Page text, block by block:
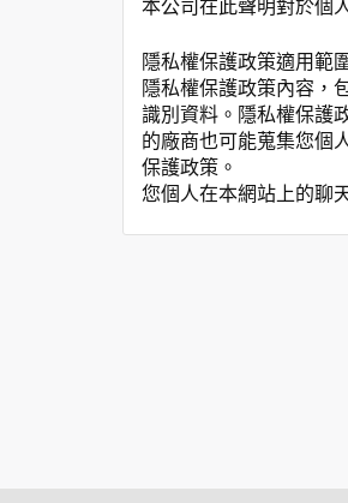
本公司在此聲明對於個
隱私權保護政策適用範
隱私權保護政策內容，
識別資料。隱私權保護
的廠商也可能蒐集您個
保護政策。
您個人在本網站上的聊
為了在本網站提供您最
於一般瀏覽時，伺服器